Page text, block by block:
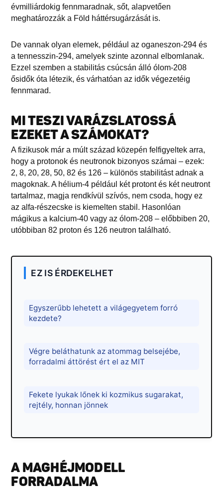
évmilliárdokig fennmaradnak, sőt, alapvetően
meghatározzák a Föld háttérsugárzását is.
De vannak olyan elemek, például az oganeszon-294 és
a tennesszin-294, amelyek szinte azonnal elbomlanak.
Ezzel szemben a stabilitás csúcsán álló ólom-208
ősidők óta létezik, és várhatóan az idők végezetéig
fennmarad.
MI TESZI VARÁZSLATOSSÁ
EZEKET A SZÁMOKAT?
A fizikusok már a múlt század közepén felfigyeltek arra,
hogy a protonok és neutronok bizonyos számai – ezek:
2, 8, 20, 28, 50, 82 és 126 – különös stabilitást adnak a
magoknak. A hélium-4 például két protont és két neutront
tartalmaz, magja rendkívül szívós, nem csoda, hogy ez
az alfa-részecske is kiemelten stabil. Hasonlóan
mágikus a kalcium-40 vagy az ólom-208 – előbbiben 20,
utóbbiban 82 proton és 126 neutron található.
EZ IS ÉRDEKELHET
Egyszerűbb lehetett a világegyetem forró
kezdete?
Végre beláthatunk az atommag belsejébe,
forradalmi áttörést ért el az MIT
Fekete lyukak lőnek ki kozmikus sugarakat,
rejtély, honnan jönnek
A MAGHÉJMODELL
FORRADALMA